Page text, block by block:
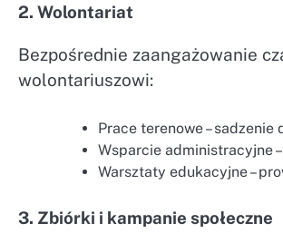
2. Wolontariat
Bezpośrednie zaangażowanie
wolontariuszowi:
Prace terenowe –
Wsparcie administracyjne
Warsztaty edukacyjne –
3. Zbiórki i kampanie społeczne